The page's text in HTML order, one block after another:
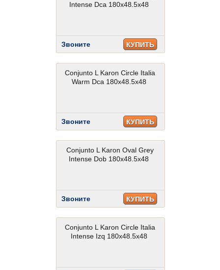
Intense Dca 180x48.5x48
Звоните КУПИТЬ
Conjunto L Karon Circle Italia
Warm Dca 180x48.5x48
Звоните КУПИТЬ
Conjunto L Karon Oval Grey
Intense Dob 180x48.5x48
Звоните КУПИТЬ
Conjunto L Karon Circle Italia
Intense Izq 180x48.5x48